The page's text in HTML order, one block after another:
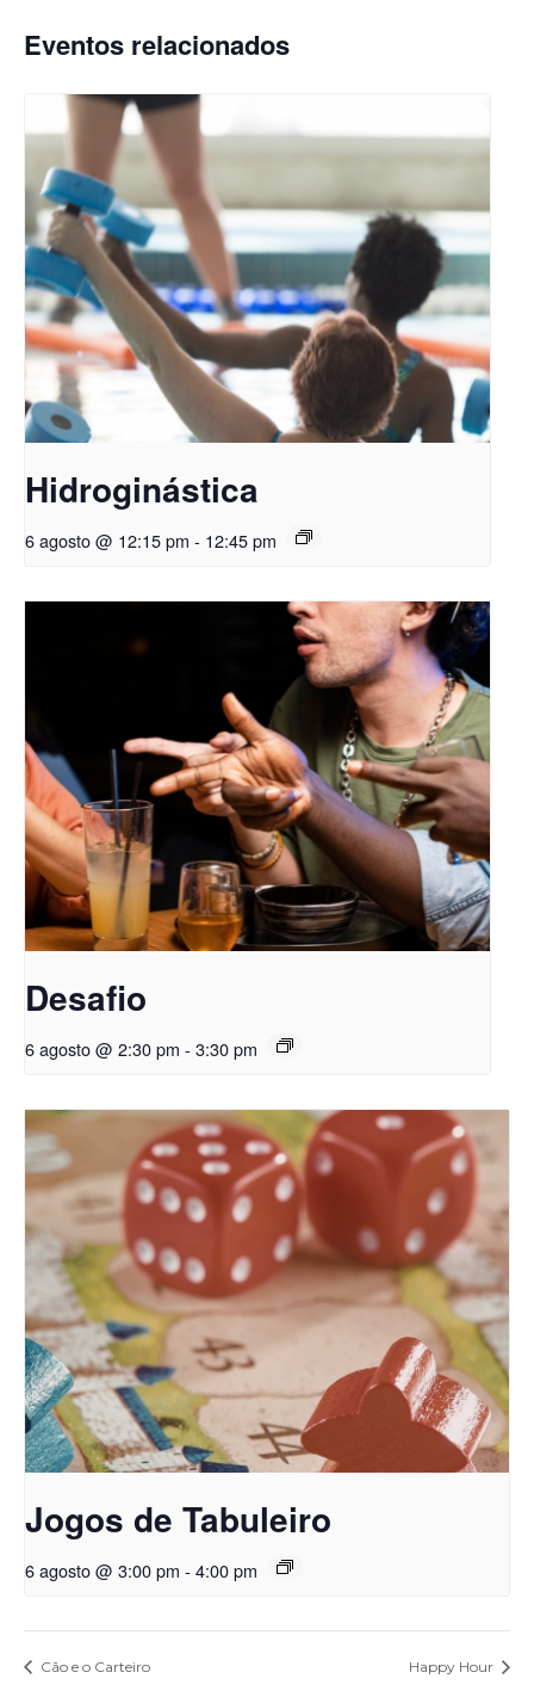
Eventos relacionados
Hidroginástica
6 agosto @ 12:15 pm - 12:45 pm
Desafio
6 agosto @ 2:30 pm - 3:30 pm
Jogos de Tabuleiro
6 agosto @ 3:00 pm - 4:00 pm
Cão e o Carteiro Happy Hour